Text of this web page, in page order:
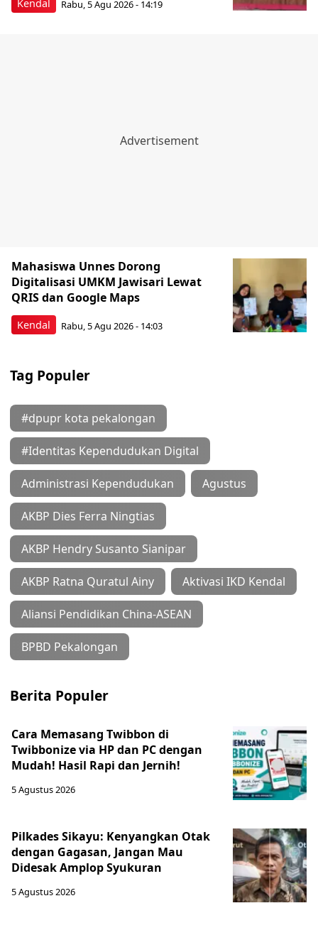
Kendal Rabu, 5 Agu 2026 - 14:19
Kendal
Mahasiswa Unnes Dorong
Digitalisasi UMKM Jawisari Lewat
QRIS dan Google Maps
Rabu, 5 Agu 2026 - 14:03
Tag Populer
#dpupr kota pekalongan
#Identitas Kependudukan Digital
Administrasi Kependudukan Agustus
AKBP Dies Ferra Ningtias
AKBP Hendry Susanto Sianipar
AKBP Ratna Quratul Ainy Aktivasi IKD Kendal
Aliansi Pendidikan China-ASEAN
BPBD Pekalongan
Berita Populer
Cara Memasang Twibbon di
Twibbonize via HP dan PC dengan
Mudah! Hasil Rapi dan Jernih!
5 Agustus 2026
Pilkades Sikayu: Kenyangkan Otak
dengan Gagasan, Jangan Mau
Didesak Amplop Syukuran
5 Agustus 2026